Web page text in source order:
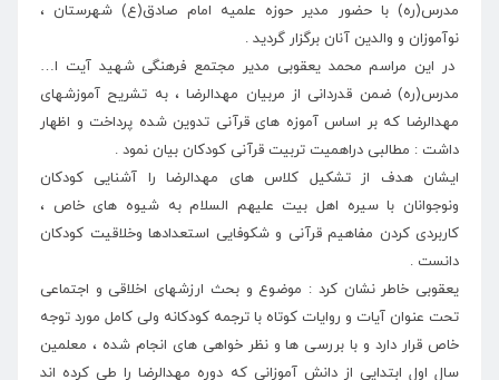
مدرس(ره) با حضور مدیر حوزه علمیه امام صادق(ع) شهرستان ،
نوآموزان و والدین آنان برگزار گردید .
در این مراسم محمد یعقوبی مدیر مجتمع فرهنگی شهید آیت ا…
مدرس(ره) ضمن قدردانی از مربیان مهدالرضا ، به تشریح آموزشهای
مهدالرضا که بر اساس آموزه های قرآنی تدوین شده پرداخت و اظهار
داشت : مطالبی دراهمیت تربیت قرآنی کودکان بیان نمود .
ایشان هدف از تشکیل کلاس های مهدالرضا را آشنایی کودکان
ونوجوانان با سیره اهل بیت علیهم السلام به شیوه های خاص ،
کاربردی کردن مفاهیم قرآنی و شکوفایی استعدادها وخلاقیت کودکان
دانست .
یعقوبی خاطر نشان کرد : موضوع و بحث ارزشهای اخلاقی و اجتماعی
تحت عنوان آیات و روایات کوتاه با ترجمه کودکانه ولی کامل مورد توجه
خاص قرار دارد و با بررسی ها و نظر خواهی های انجام شده ، معلمین
سال اول ابتدایی از دانش آموزانی که دوره مهدالرضا را طی کرده اند